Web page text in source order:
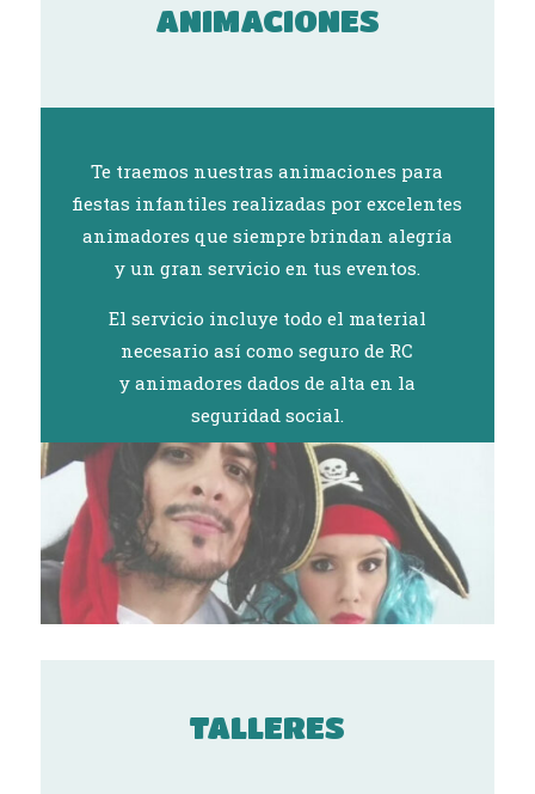
ANIMACIONES
Te traemos nuestras animaciones para
fiestas infantiles realizadas por excelentes
animadores que siempre brindan alegría
y un gran servicio en tus eventos.
El servicio incluye todo el material
necesario así como seguro de RC
y animadores dados de alta en la
seguridad social.
TALLERES